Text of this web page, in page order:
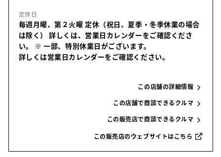
定休日
毎週月曜、第２火曜 定休（祝日、夏季・冬季休業の場合
は除く） 詳しくは、営業日カレンダーをご確認くださ
い。 ※ 一部、特別休業日がございます。
詳しくは営業日カレンダーをご確認ください。
この店舗の詳細情報
この店舗で商談できるクルマ
この販売店で商談できるクルマ
この販売店のウェブサイトはこちら